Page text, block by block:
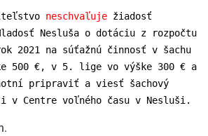
neschvaľuje žiadosť
Nesluša o dotáciu z rozpočtu
2021 na súťažnú činnosť v šachu
500 €, v 5. lige vo výške 300 € a
pripraviť a viesť šachový
v Centre voľného času v Nesluši.